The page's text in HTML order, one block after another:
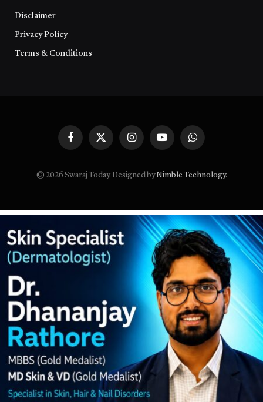
Disclaimer
Privacy Policy
Terms & Conditions
FacebookX
InstagramYouTubeWhatsApp
© 2026 Swaraj Today. Designed byNimble Technology.